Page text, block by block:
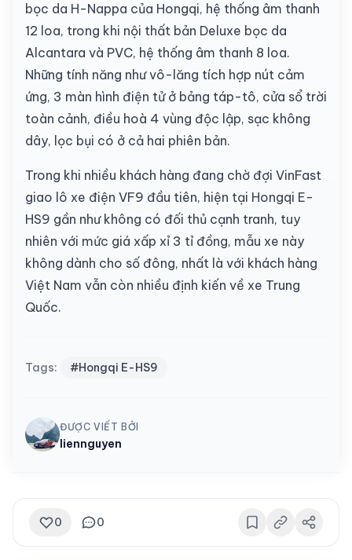
bọc da H-Nappa của Hongqi, hệ thống âm thanh
12 loa, trong khi nội thất bản Deluxe bọc da
Alcantara và PVC, hệ thống âm thanh 8 loa.
Những tính năng như vô-lăng tích hợp nút cảm
ứng, 3 màn hình điện tử ở bảng táp-tô, cửa sổ trời
toàn cảnh, điều hoà 4 vùng độc lập, sạc không
dây, lọc bụi có ở cả hai phiên bản.
Trong khi nhiều khách hàng đang chờ đợi VinFast
giao lô xe điện VF9 đầu tiên, hiện tại Hongqi E-
HS9 gần như không có đối thủ cạnh tranh, tuy
nhiên với mức giá xấp xỉ 3 tỉ đồng, mẫu xe này
không dành cho số đông, nhất là với khách hàng
Việt Nam vẫn còn nhiều định kiến về xe Trung
Quốc.
Tags: #Hongqi E-HS9
ĐƯỢC VIẾT BỞI
liennguyen
0 0